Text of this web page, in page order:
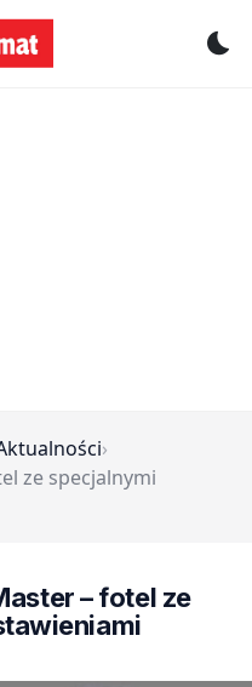
›
ze specjalnymi
– fotel ze